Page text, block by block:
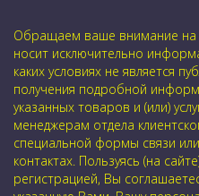
Обращаем ваше внимание на
носит исключительно
каких условиях не является
получения подробной
указанных товаров и (или)
менеджерам отдела
специальной формы связи
контактах. Пользуясь (на
регистрацией, Вы